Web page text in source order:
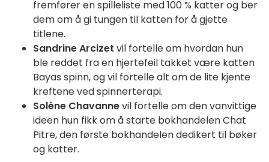
fremfører en spilleliste med 100 % katter og ber
dem om å gi tungen til katten for å gjette
titlene.
Sandrine Arcizet vil fortelle om hvordan hun
ble reddet fra en hjertefeil takket være katten
Bayas spinn, og vil fortelle alt om de lite kjente
kreftene ved spinnerterapi.
Solène Chavannevil fortelle om den vanvittige
ideen hun fikk om å starte bokhandelen Chat
Pitre, den første bokhandelen dedikert til bøker
og katter.